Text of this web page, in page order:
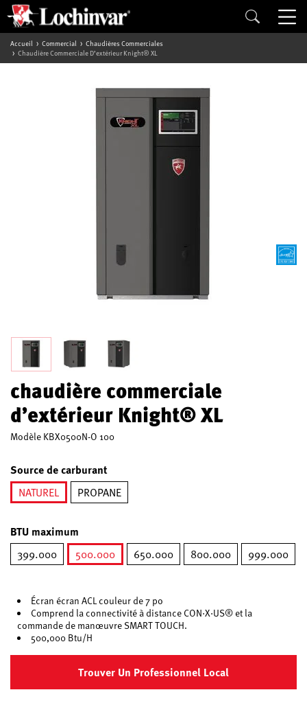
Accueil Commercial
Chaudières Commerciales
Chaudière Commerciale D’extérieur Knight® XL
chaudière commerciale
d’extérieur Knight® XL
ModèleKBX0500N-O 100
Source de carburant
NATUREL
PROPANE
BTU maximum
399.000
500.000
650.000 800.000 999.000
Écran écran ACL couleur de 7 po
Comprend la connectivité à distance CON·X·US® et la
commande de manœuvre SMART TOUCH.
500,000 Btu/H
Trouver Un Professionnel Local